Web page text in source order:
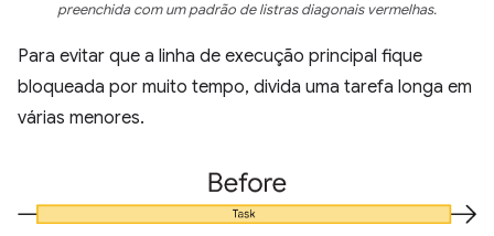
preenchida com um padrão de listras diagonais vermelhas.
Para evitar que a linha de execução principal fique
bloqueada por muito tempo, divida uma tarefa longa em
várias menores.